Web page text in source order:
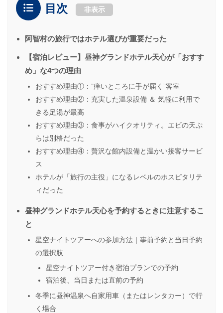
目次 非表示
阿智村の旅行ではホテル選びが重要だった
【宿泊レビュー】昼神グランドホテル天心が「おすす
め」な4つの理由
おすすめ理由①：”痒いところに手が届く”客室
おすすめ理由②：充実した温泉設備 ＆ 気軽に利用で
きる足湯が最高
おすすめ理由③：食事がハイクオリティ。エビの天ぷ
らは別格だった
おすすめ理由④：贅沢な館内設備と温かい接客サービ
ス
ホテルが「旅行の主役」になるレベルのホスピタリテ
ィだった
昼神グランドホテル天心を予約するときに注意するこ
と
星空ナイトツアーへの参加方法｜事前予約と当日予約
の選択肢
星空ナイトツアー付き宿泊プランでの予約
宿泊後、当日または直前の予約
冬季に昼神温泉へ自家用車（またはレンタカー）で行
く場合